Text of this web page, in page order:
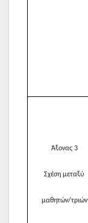
Άξονας 3
Σχέση μεταξύ
μαθητών/τριών